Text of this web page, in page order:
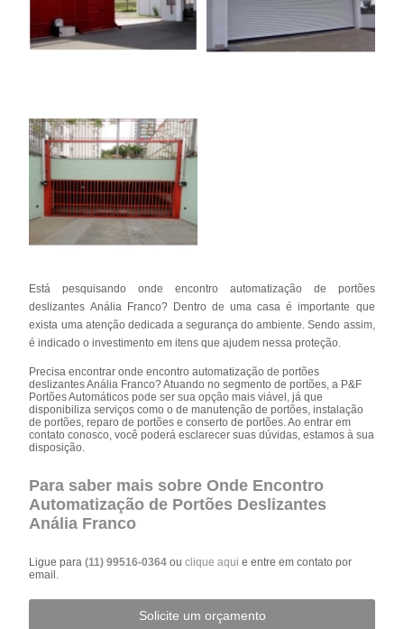
Está pesquisando onde encontro automatização de portões
deslizantes Anália Franco? Dentro de uma casa é importante que
exista uma atenção dedicada a segurança do ambiente. Sendo assim,
é indicado o investimento em itens que ajudem nessa proteção.
Precisa encontrar onde encontro automatização de portões
deslizantes Anália Franco? Atuando no segmento de portões, a P&F
Portões Automáticos pode ser sua opção mais viável, já que
disponibiliza serviços como o de manutenção de portões, instalação
de portões, reparo de portões e conserto de portões. Ao entrar em
contato conosco, você poderá esclarecer suas dúvidas, estamos à sua
disposição.
Para saber mais sobre Onde Encontro
Automatização de Portões Deslizantes
Anália Franco
Ligue para(11) 99516-0364ouclique aqui e entre em contato por
email.
Solicite um orçamento